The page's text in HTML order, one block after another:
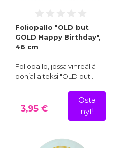
Foliopallo "OLD but
GOLD Happy Birthday",
46 cm
Foliopallo, jossa vihreällä
pohjalla teksi "OLD but…
3,95 €
Osta
nyt!